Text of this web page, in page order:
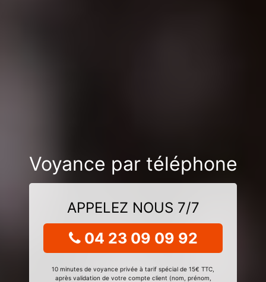
Voyance par téléphone
APPELEZ NOUS 7/7
04 23 09 09 92
10 minutes de voyance privée à tarif spécial de 15€ TTC,
après validation de votre compte client (nom, prénom,